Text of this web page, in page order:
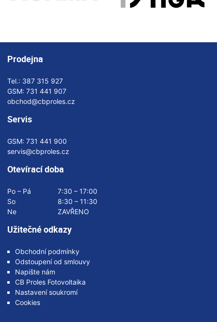
Prodejna
Tel.: 387 315 927
GSM: 731 441 907
obchod@cbproles.cz
Servis
GSM: 731 441 900
servis@cbproles.cz
Otevírací doba
Po – Pá
7:30 – 17:00
So
8:30 – 11:30
Ne
ZAVŘENO
Užitečné odkazy
Obchodní podmínky
Odstoupení od smlouvy
Napište nám
CB Proles Fotovoltaika
Nastavení soukromí
Cookies